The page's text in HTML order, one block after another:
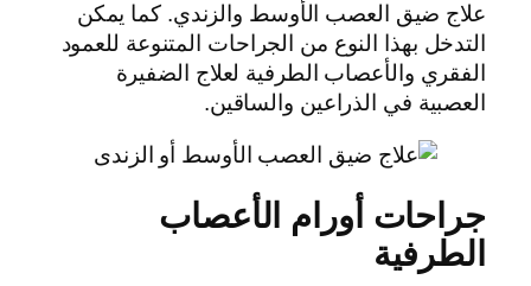
علاج ضيق العصب الأوسط والزندي. كما يمكن
التدخل بهذا النوع من الجراحات المتنوعة للعمود
الفقري والأعصاب الطرفية لعلاج الضفيرة
العصبية في الذراعين والساقين.
جراحات أورام الأعصاب
الطرفية